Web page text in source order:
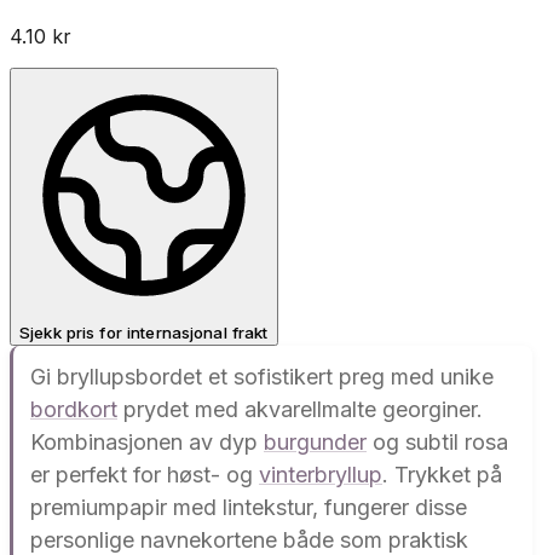
4.10 kr
Sjekk pris for internasjonal frakt
Gi bryllupsbordet et sofistikert preg med unike
bordkort prydet med akvarellmalte georginer.
Kombinasjonen av dyp burgunder og subtil rosa
er perfekt for høst- og vinterbryllup. Trykket på
premiumpapir med lintekstur, fungerer disse
personlige navnekortene både som praktisk